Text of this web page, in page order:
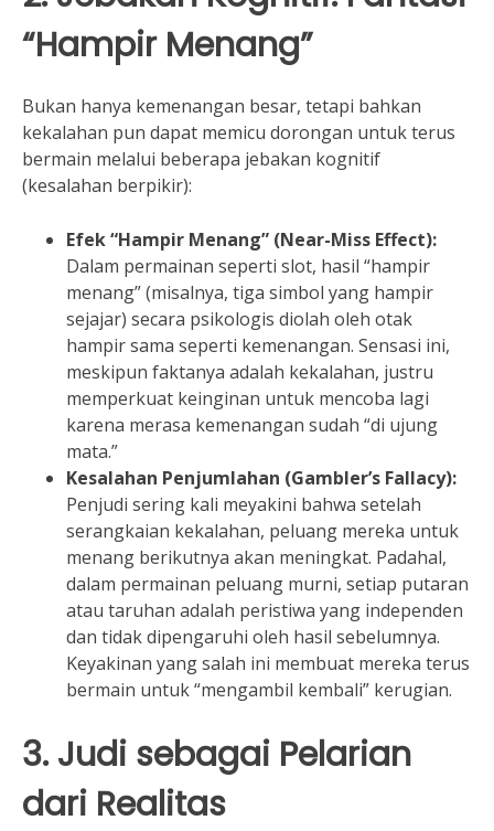
“Hampir Menang”
Bukan hanya kemenangan besar, tetapi bahkan
kekalahan pun dapat memicu dorongan untuk terus
bermain melalui beberapa jebakan kognitif
(kesalahan berpikir):
Efek “Hampir Menang” (Near-Miss Effect):
Dalam permainan seperti slot, hasil “hampir
menang” (misalnya, tiga simbol yang hampir
sejajar) secara psikologis diolah oleh otak
hampir sama seperti kemenangan. Sensasi ini,
meskipun faktanya adalah kekalahan, justru
memperkuat keinginan untuk mencoba lagi
karena merasa kemenangan sudah “di ujung
mata.”
Kesalahan Penjumlahan (Gambler’s Fallacy):
Penjudi sering kali meyakini bahwa setelah
serangkaian kekalahan, peluang mereka untuk
menang berikutnya akan meningkat. Padahal,
dalam permainan peluang murni, setiap putaran
atau taruhan adalah peristiwa yang independen
dan tidak dipengaruhi oleh hasil sebelumnya.
Keyakinan yang salah ini membuat mereka terus
bermain untuk “mengambil kembali” kerugian.
3. Judi sebagai Pelarian
dari Realitas